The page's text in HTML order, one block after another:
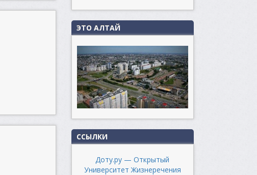
ЭТО АЛТАЙ
ССЫЛКИ
Доту.ру — Открытый
Университет Жизнеречения